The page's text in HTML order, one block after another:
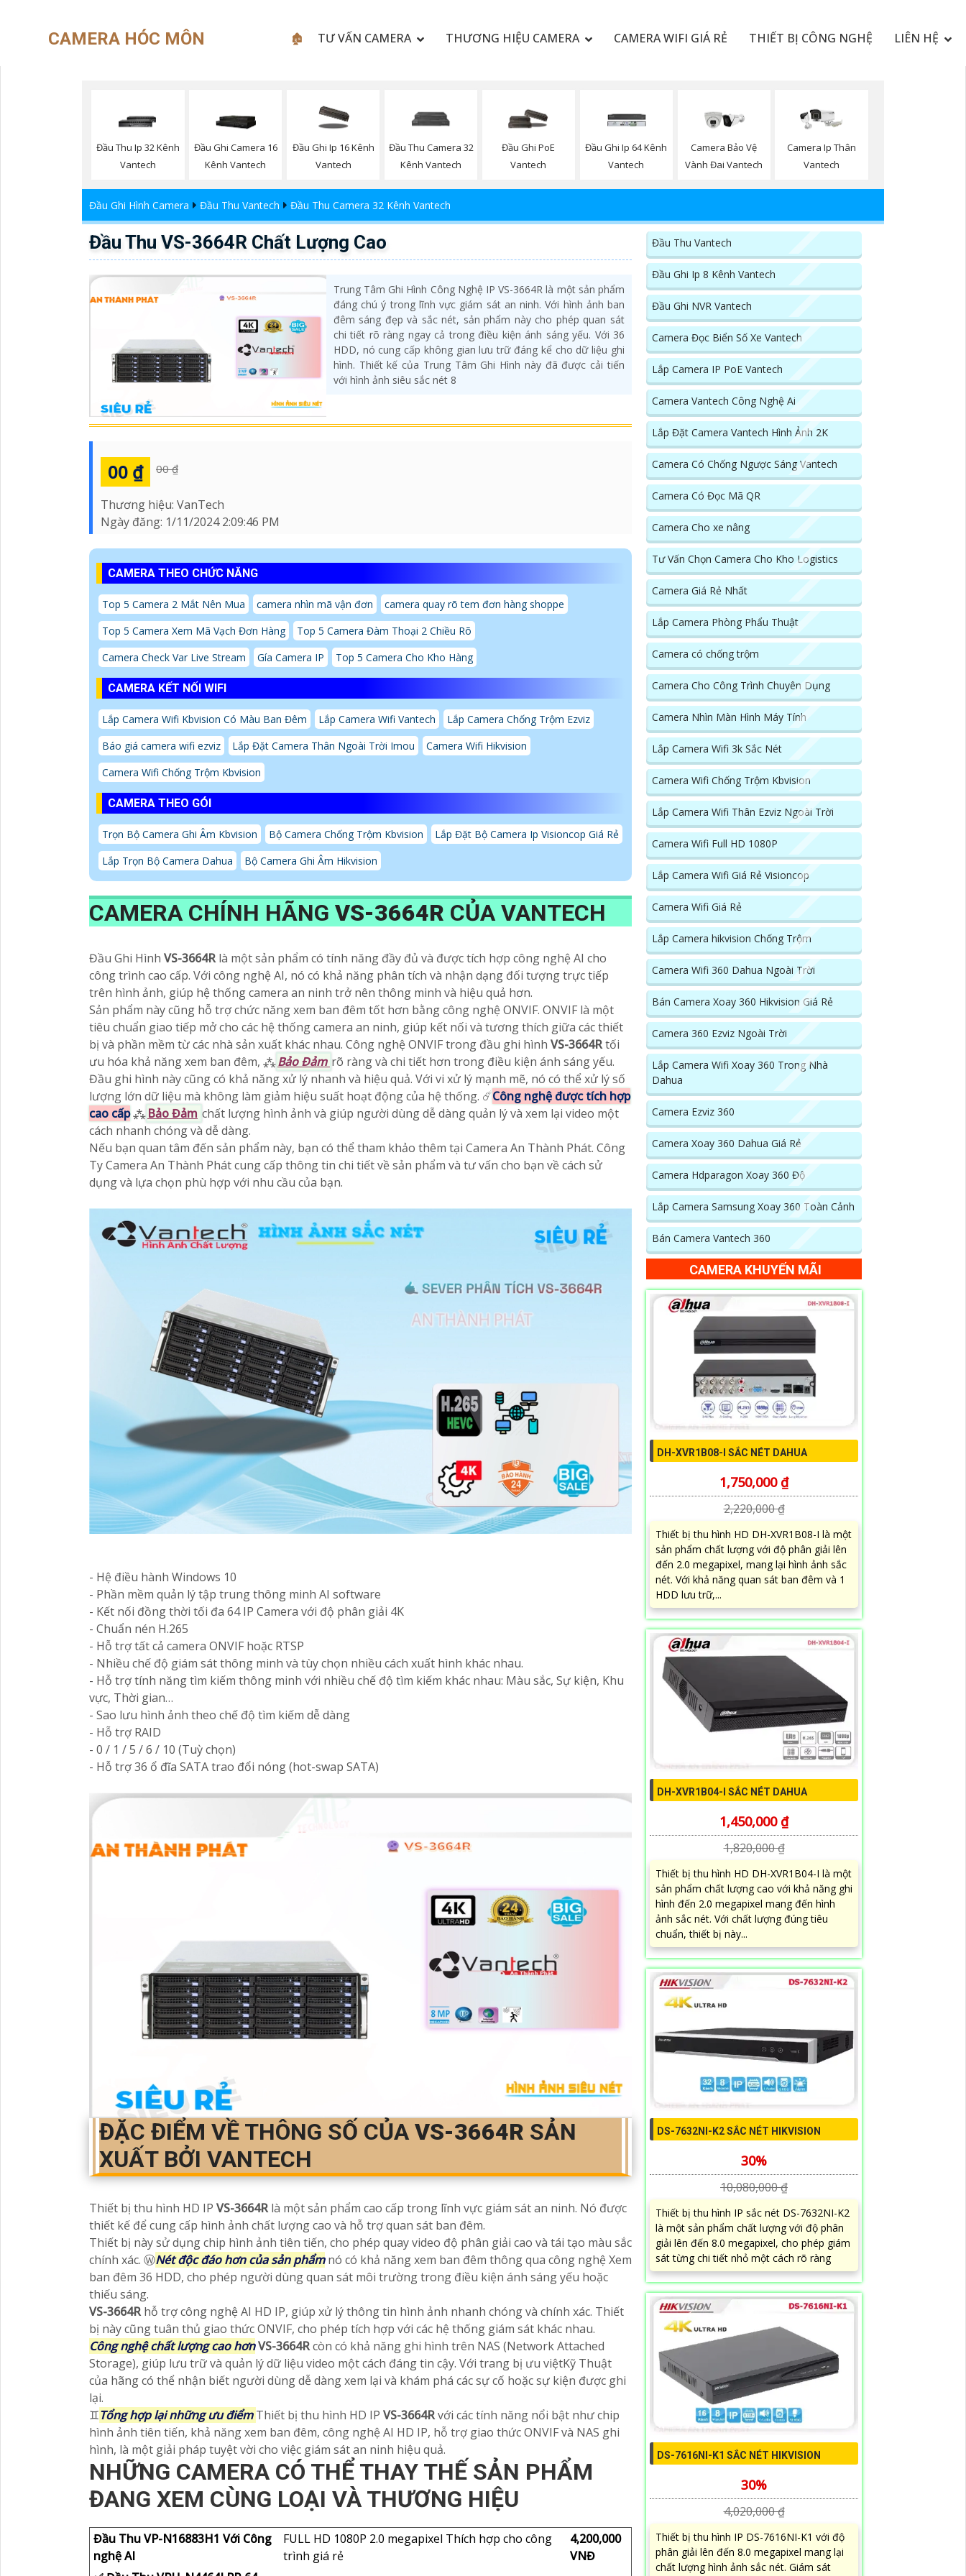
CAMERA HÓC MÔN 🏚 TƯ VẤN CAMERA THƯƠNG HIỆU CAMERA CAMERA WIFI GIÁ RẺ THIẾT BỊ CÔNG NGHỆ LIÊN HỆ
Đầu Thu Ip 32 Kênh
Vantech
Đầu Ghi Camera 16
Kênh Vantech
Đầu Ghi Ip 16 Kênh
Vantech
Đầu Thu Camera 32
Kênh Vantech
Đầu Ghi PoE
Vantech
Đầu Ghi Ip 64 Kênh
Vantech
Camera Bảo Vệ
Vành Đai Vantech
Camera Ip Thân
Vantech
Đầu Ghi Hình Camera Đầu Thu Vantech Đầu Thu Camera 32 Kênh Vantech
Đầu Thu VS-3664R Chất Lượng Cao
Trung Tâm Ghi Hình Công Nghệ IP VS-3664R là một sản phẩm
đáng chú ý trong lĩnh vực giám sát an ninh. Với hình ảnh ban
đêm sáng đẹp và sắc nét, sản phẩm này cho phép quan sát
chi tiết rõ ràng ngay cả trong điều kiện ánh sáng yếu. Với 36
HDD, nó cung cấp không gian lưu trữ đáng kể cho dữ liệu ghi
hình. Thiết kế của Trung Tâm Ghi Hình này đã được cải tiến
với hình ảnh siêu sắc nét 8
00 ₫ 00 ₫
Thương hiệu: VanTech
Ngày đăng: 1/11/2024 2:09:46 PM
CAMERA THEO CHỨC NĂNG
Top 5 Camera 2 Mắt Nên Mua camera nhìn mã vận đơn
camera quay rõ tem đơn hàng shoppe
Top 5 Camera Xem Mã Vạch Đơn Hàng
Top 5 Camera Đàm Thoại 2 Chiều Rõ
Camera Check Var Live Stream
Gía Camera IP Top 5 Camera Cho Kho Hàng
CAMERA KẾT NỐI WIFI
Lắp Camera Wifi Kbvision Có Màu Ban Đêm Lắp Camera Wifi Vantech
Lắp Camera Chống Trộm Ezviz
Báo giá camera wifi ezviz
Lắp Đặt Camera Thân Ngoài Trời Imou
Camera Wifi Hikvision
Camera Wifi Chống Trộm Kbvision
CAMERA THEO GÓI
Trọn Bộ Camera Ghi Âm Kbvision Bộ Camera Chống Trộm Kbvision
Lắp Đặt Bộ Camera Ip Visioncop Giá Rẻ
Lắp Trọn Bộ Camera Dahua
Bộ Camera Ghi Âm Hikvision
CAMERA CHÍNH HÃNG VS-3664R CỦA VANTECH
Đầu Ghi Hình VS-3664Rlà một sản phẩm có tính năng đầy đủ và được tích hợp công nghệ AI cho
công trình cao cấp. Với công nghệ AI, nó có khả năng phân tích và nhận dạng đối tượng trực tiếp
trên hình ảnh, giúp hệ thống camera an ninh trở nên thông minh và hiệu quả hơn.
Sản phẩm này cũng hỗ trợ chức năng xem ban đêm tốt hơn bằng công nghệ ONVIF. ONVIF là một
tiêu chuẩn giao tiếp mở cho các hệ thống camera an ninh, giúp kết nối và tương thích giữa các thiết
bị và phần mềm từ các nhà sản xuất khác nhau. Công nghệ ONVIF trong đầu ghi hình VS-3664Rtối
ưu hóa khả năng xem ban đêm, ⁂Bảo Đảm rõ ràng và chi tiết hơn trong điều kiện ánh sáng yếu.
Đầu ghi hình này cũng có khả năng xử lý nhanh và hiệu quả. Với vi xử lý mạnh mẽ, nó có thể xử lý số
lượng lớn dữ liệu mà không làm giảm hiệu suất hoạt động của hệ thống. ☄️Công nghệ được tích hợp
cao cấp⁂Bảo Đảm chất lượng hình ảnh và giúp người dùng dễ dàng quản lý và xem lại video một
cách nhanh chóng và dễ dàng.
Nếu bạn quan tâm đến sản phẩm này, bạn có thể tham khảo thêm tại Camera An Thành Phát. Công
Ty Camera An Thành Phát cung cấp thông tin chi tiết về sản phẩm và tư vấn cho bạn về cách sử
dụng và lựa chọn phù hợp với nhu cầu của bạn.
- Hệ điều hành Windows 10
- Phần mềm quản lý tập trung thông minh AI software
- Kết nối đồng thời tối đa 64 IP Camera với độ phân giải 4K
- Chuẩn nén H.265
- Hỗ trợ tất cả camera ONVIF hoặc RTSP
- Nhiều chế độ giám sát thông minh và tùy chọn nhiều cách xuất hình khác nhau.
- Hỗ trợ tính năng tìm kiếm thông minh với nhiều chế độ tìm kiếm khác nhau: Màu sắc, Sự kiện, Khu
vực, Thời gian…
- Sao lưu hình ảnh theo chế độ tìm kiếm dễ dàng
- Hỗ trợ RAID
- 0 / 1 / 5 / 6 / 10 (Tuỳ chọn)
- Hỗ trợ 36 ổ đĩa SATA trao đổi nóng (hot-swap SATA)
ĐẶC ĐIỂM VỀ THÔNG SỐ CỦA VS-3664R SẢN
XUẤT BỞI VANTECH
Thiết bị thu hình HD IP VS-3664Rlà một sản phẩm cao cấp trong lĩnh vực giám sát an ninh. Nó được
thiết kế để cung cấp hình ảnh chất lượng cao và hỗ trợ quan sát ban đêm.
Thiết bị này sử dụng chip hình ảnh tiên tiến, cho phép quay video độ phân giải cao và tái tạo màu sắc
chính xác. ⓌNét độc đáo hơn của sản phẩmnó có khả năng xem ban đêm thông qua công nghệ Xem
ban đêm 36 HDD, cho phép người dùng quan sát môi trường trong điều kiện ánh sáng yếu hoặc
thiếu sáng.
VS-3664Rhỗ trợ công nghệ AI HD IP, giúp xử lý thông tin hình ảnh nhanh chóng và chính xác. Thiết
bị này cũng tuân thủ giao thức ONVIF, cho phép tích hợp với các hệ thống giám sát khác nhau.
Công nghệ chất lượng cao hơnVS-3664Rcòn có khả năng ghi hình trên NAS (Network Attached
Storage), giúp lưu trữ và quản lý dữ liệu video một cách đáng tin cậy. Với trang bị ưu việtKỹ Thuật
của hãng có thể nhận biết người dùng dễ dàng xem lại và khám phá các sự cố hoặc sự kiện được ghi
lại.
♊Tổng hợp lại những ưu điểmThiết bị thu hình HD IP VS-3664Rvới các tính năng nổi bật như chip
hình ảnh tiên tiến, khả năng xem ban đêm, công nghệ AI HD IP, hỗ trợ giao thức ONVIF và NAS ghi
hình, là một giải pháp tuyệt vời cho việc giám sát an ninh hiệu quả.
NHỮNG CAMERA CÓ THỂ THAY THẾ SẢN PHẨM
ĐANG XEM CÙNG LOẠI VÀ THƯƠNG HIỆU
Đầu Thu VP-N16883H1 Với Công
nghệ AI
FULL HD 1080P 2.0 megapixel Thích hợp cho công
trình giá rẻ
4,200,000
VNĐ
Đầu Thu Vantech
Đầu Ghi Ip 8 Kênh Vantech
Đầu Ghi NVR Vantech
Camera Đọc Biển Số Xe Vantech
Lắp Camera IP PoE Vantech
Camera Vantech Công Nghệ Ai
Lắp Đặt Camera Vantech Hình Ảnh 2K
Camera Có Chống Ngược Sáng Vantech
Camera Có Đọc Mã QR
Camera Cho xe nâng
Tư Vấn Chọn Camera Cho Kho Logistics
Camera Giá Rẻ Nhất
Lắp Camera Phòng Phẩu Thuật
Camera có chống trộm
Camera Cho Công Trình Chuyên Dụng
Camera Nhìn Màn Hình Máy Tính
Lắp Camera Wifi 3k Sắc Nét
Camera Wifi Chống Trộm Kbvision
Lắp Camera Wifi Thân Ezviz Ngoài Trời
Camera Wifi Full HD 1080P
Lắp Camera Wifi Giá Rẻ Visioncop
Camera Wifi Giá Rẻ
Lắp Camera hikvision Chống Trộm
Camera Wifi 360 Dahua Ngoài Trời
Bán Camera Xoay 360 Hikvision Giá Rẻ
Camera 360 Ezviz Ngoài Trời
Lắp Camera Wifi Xoay 360 Trong Nhà
Dahua
Camera Ezviz 360
Camera Xoay 360 Dahua Giá Rẻ
Camera Hdparagon Xoay 360 Độ
Lắp Camera Samsung Xoay 360 Toàn Cảnh
Bán Camera Vantech 360
CAMERA KHUYẾN MÃI
DH-XVR1B08-I SẮC NÉT DAHUA
1,750,000 ₫
2,220,000 ₫
Thiết bị thu hình HD DH-XVR1B08-I là một
sản phẩm chất lượng với độ phân giải lên
đến 2.0 megapixel, mang lại hình ảnh sắc
nét. Với khả năng quan sát ban đêm và 1
HDD lưu trữ,...
DH-XVR1B04-I SẮC NÉT DAHUA
1,450,000 ₫
1,820,000 ₫
Thiết bị thu hình HD DH-XVR1B04-I là một
sản phẩm chất lượng cao với khả năng ghi
hình đến 2.0 megapixel mang đến hình
ảnh sắc nét. Với chất lượng đúng tiêu
chuẩn, thiết bị này...
DS-7632NI-K2 SẮC NÉT HIKVISION
30%
10,080,000 ₫
Thiết bị thu hình IP sắc nét DS-7632NI-K2
là một sản phẩm chất lượng với độ phân
giải lên đến 8.0 megapixel, cho phép giám
sát từng chi tiết nhỏ một cách rõ ràng
DS-7616NI-K1 SẮC NÉT HIKVISION
30%
4,020,000 ₫
Thiết bị thu hình IP DS-7616NI-K1 với độ
phân giải lên đến 8.0 megapixel mang lại
chất lượng hình ảnh sắc nét. Giám sát